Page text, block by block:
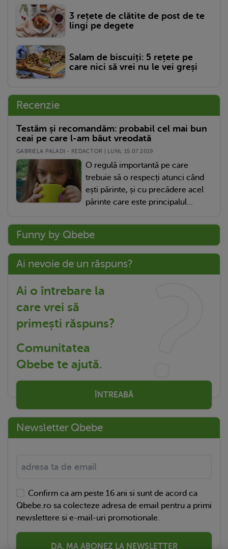
3 rețete de clătite de post de te
lingi pe degete
Salam de biscuiți: 5 rețete pe
care nici să vrei nu le vei greși
Recenzie
Testăm și recomandăm: probabil cel mai bun
ceai pe care l-am băut vreodată
GABRIELA PALADI - REDACTOR | LUNI, 15.07.2019
O regulă importantă pe care
trebuie să o respecți atunci când
ești părinte, și cu precădere acel
părinte care este principalul...
Funny by Qbebe
Ai nevoie de un răspuns?
Ai o întrebare la
care vrei să
primești răspuns?
Comunitatea
Qbebe te ajută.
ÎNTREABĂ
Newsletter Qbebe
Confirm ca am peste 16 ani si sunt de acord ca
Qbebe.ro sa colecteze adresa de email pentru a primi
newslettere si e-mail-uri promotionale.
DA, MA ABONEZ LA NEWSLETTER